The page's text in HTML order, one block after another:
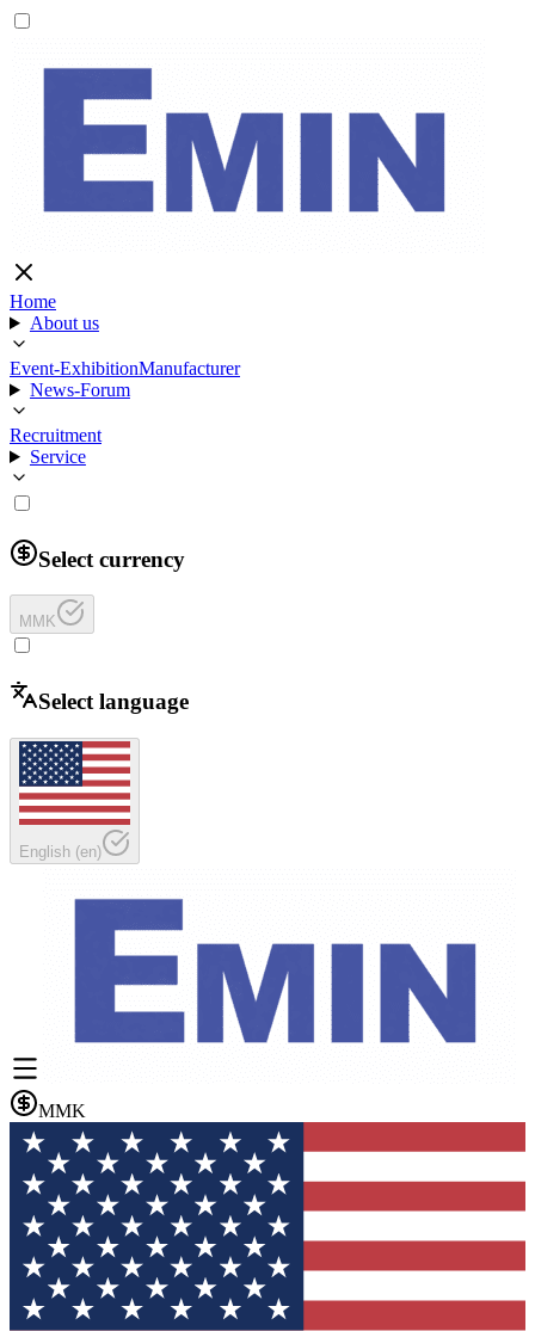
Home
About us
Event-ExhibitionManufacturer
News-Forum
Recruitment
Service
Select currency
MMK
Select language
English (en)
MMK